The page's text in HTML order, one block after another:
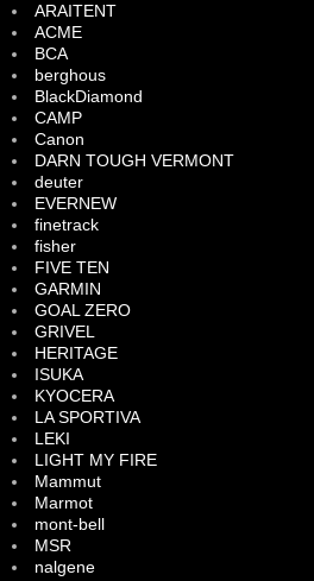
ARAITENT
ACME
BCA
berghous
BlackDiamond
CAMP
Canon
DARN TOUGH VERMONT
deuter
EVERNEW
finetrack
fisher
FIVE TEN
GARMIN
GOAL ZERO
GRIVEL
HERITAGE
ISUKA
KYOCERA
LA SPORTIVA
LEKI
LIGHT MY FIRE
Mammut
Marmot
mont-bell
MSR
nalgene